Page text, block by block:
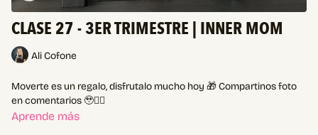
CLASE 27 - 3ER TRIMESTRE | INNER MOM
Ali Cofone
Moverte es un regalo, disfrutalo mucho hoy 🎁 Compartinos foto
en comentarios 🥹❤️‍🔥
Aprende más